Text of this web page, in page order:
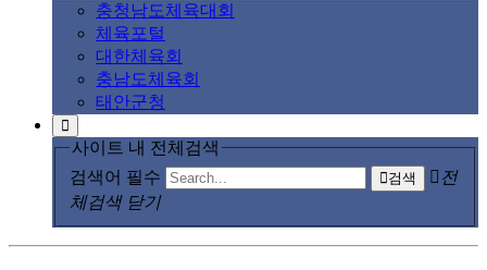
충청남도체육대회
체육포털
대한체육회
충남도체육회
태안군청
사이트 내 전체검색
검색어 필수
검색
전
체검색 닫기